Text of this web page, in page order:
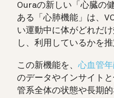
Ouraの新しい「心臓の
ある「心肺機能」は、
い運動中に体がどれだ
し、利用しているかを
この新機能を、 心血管
のデータやインサイト
管系全体の状態や長期